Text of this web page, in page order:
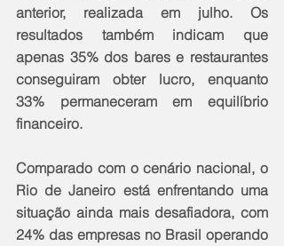
anterior, realizada em julho. Os
resultados também indicam que
apenas 35% dos bares e restaurantes
conseguiram obter lucro, enquanto
33% permaneceram em equilíbrio
financeiro.
Comparado com o cenário nacional, o
Rio de Janeiro está enfrentando uma
situação ainda mais desafiadora, com
24% das empresas no Brasil operando